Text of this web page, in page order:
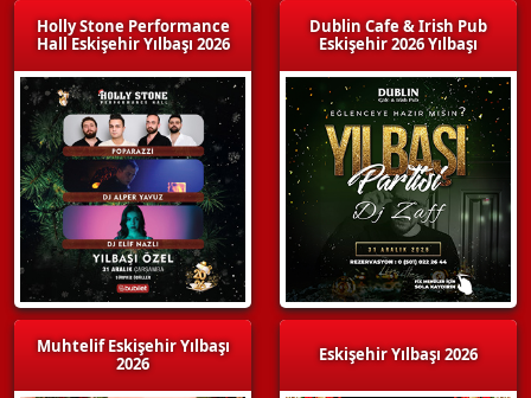
Holly Stone Performance
Hall Eskişehir Yılbaşı 2026
Muhtelif Eskişehir Yılbaşı
2026
Dublin Cafe & Irish Pub
Eskişehir 2026 Yılbaşı
Eskişehir Yılbaşı 2026